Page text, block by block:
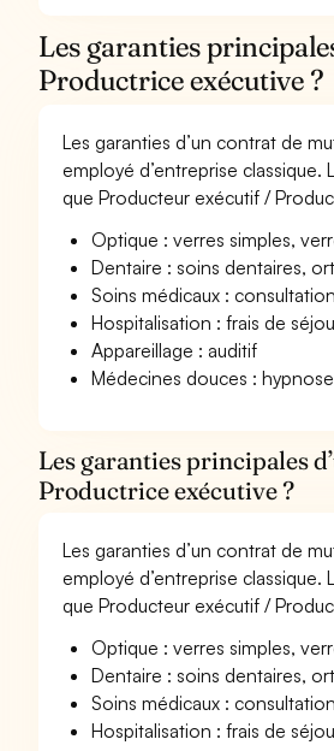
Les garanties
Productrice exécutive ?
Les garanties d’un contrat de
employé d’entreprise
que Producteur exécutif /
Optique : verres simples,
Dentaire : soins dentaires,
Soins médicaux :
Hospitalisation : frais de
Appareillage : auditif
Médecines douces :
Les garanties principales
Productrice exécutive ?
Les garanties d’un contrat de
employé d’entreprise
que Producteur exécutif /
Optique : verres simples,
Dentaire : soins dentaires,
Soins médicaux :
Hospitalisation : frais de